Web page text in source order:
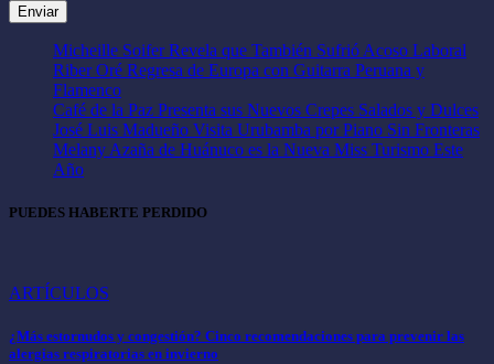
Micheille Soifer Revela que También Sufrió Acoso Laboral
Riber Oré Regresa de Europa con Guitarra Peruana y
Flamenco
Café de la Paz Presenta sus Nuevos Crepes Salados y Dulces
José Luis Madueño Visita Urubamba por Piano Sin Fronteras
Melany Azaña de Huánuco es la Nueva Miss Turismo Este
Año
PUEDES HABERTE PERDIDO
ARTÍCULOS
¿Más estornudos y congestión? Cinco recomendaciones para prevenir las
alergias respiratorias en invierno